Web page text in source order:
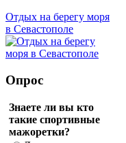
Отдых на берегу моря
в Севастополе
Опрос
Знаете ли вы кто
такие спортивные
мажоретки?